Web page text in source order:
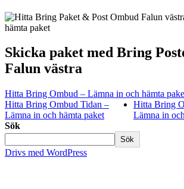
Skicka paket med Bring
Falun västra
Hitta Bring Ombud – Lämna in och hämta
Hitta Bring Ombud Tidan –
Lämna in och hämta paket
Hitta Bring
Lämna in
Sök
Sök
Drivs med WordPress